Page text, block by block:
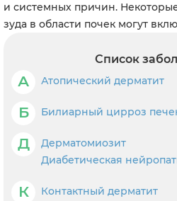
и системных причин.
зуда в области почек могут
Список
А Атопический дерматит
Б Билиарный цирроз
Д
Дерматомиозит
Диабетическая
К Контактный дерматит